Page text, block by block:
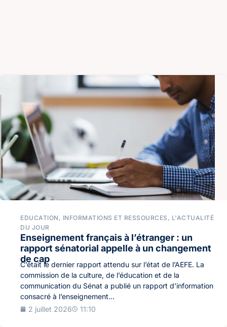
EDUCATION , INFORMATIONS ET RESSOURCES , L'ACTUALITÉ
DU JOUR
Enseignement français à l’étranger : un
rapport sénatorial appelle à un changement
de cap
C’était le dernier rapport attendu sur l’état de l’AEFE. La
commission de la culture, de l’éducation et de la
communication du Sénat a publié un rapport d’information
consacré à l’enseignement...
2 juillet 2026
11:10